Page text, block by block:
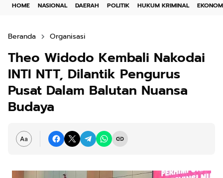
HOME NASIONAL DAERAH POLITIK HUKUM KRIMINAL
Beranda Organisasi
Theo Widodo Kembali Nakodai
INTI NTT, Dilantik Pengurus
Pusat Dalam Balutan Nuansa
Budaya